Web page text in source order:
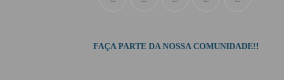
FAÇA PARTE DA NOSSA COMUNIDADE!!